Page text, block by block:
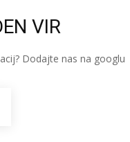
VIR
Dodajte nas na googlu